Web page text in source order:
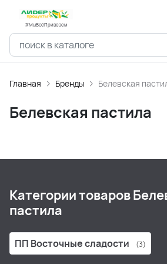
#МыВсёПривезем
Главная Бренды Белевская
Белевская пастила
Категории товаров
пастила
ПП Восточные сладости (3)